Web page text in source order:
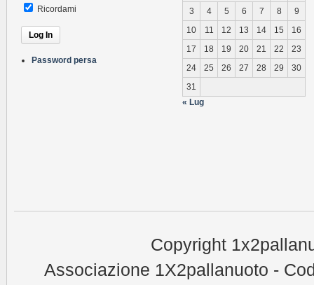
Ricordami
Password persa
3
4 5 6 7 8
9
10
11 12 13 14 15
16
17
18 19 20 21 22
23
24
25 26 27 28 29
30
31
« Lug
Copyright
Associazione 1X2pallanuoto -